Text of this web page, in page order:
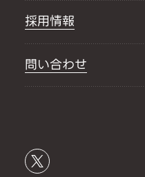
採用情報
問い合わせ